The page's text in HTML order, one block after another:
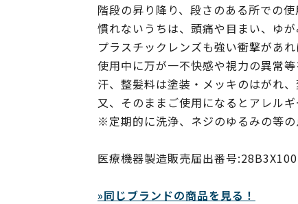
階段の昇り降り、段さのある所での使
慣れないうちは、頭痛や目まい、ゆが
プラスチックレンズも強い衝撃があ
使用中に万が一不快感や視力の異常
汗、整髪料は塗装・メッキのはがれ
又、そのままご使用になるとアレル
※定期的に洗浄、ネジのゆるみの等の
医療機器製造販売届出番号
»同じブランドの商品を見る！